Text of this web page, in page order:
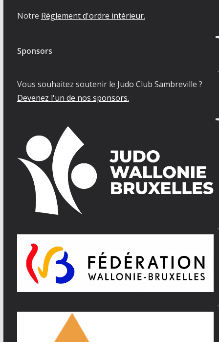
Notre Règlement d'ordre intérieur.
Sponsors
Vous souhaitez soutenir le Judo Club Sambreville ?
Devenez l'un de nos sponsors.